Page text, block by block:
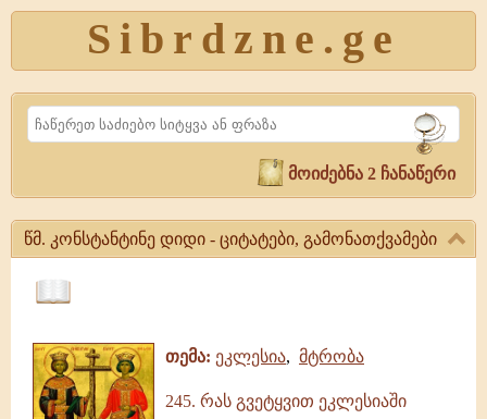
Sibrdzne.ge
Search
მოიძებნა 2 ჩანაწერი
წმ. კონსტანტინე დიდი - ციტატები, გამონათქვამები
კონსტანტინე
ციტატები,
გამონათქვამები
ამონარიდები,
გამონათქვამები
თემა: ეკლესია, მტრობა
245. რას გვეტყვით ეკლესიაში